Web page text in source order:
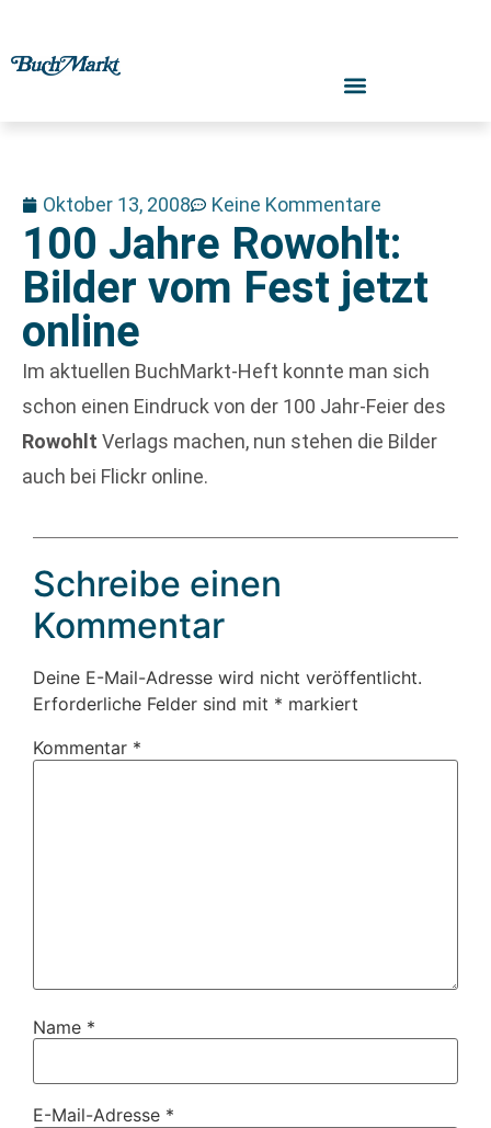
Oktober 13, 2008 Keine Kommentare
100 Jahre Rowohlt:
Bilder vom Fest jetzt
online
Im aktuellen BuchMarkt-Heft konnte man sich
schon einen Eindruck von der 100 Jahr-Feier des
Rowohlt Verlags machen, nun stehen die Bilder
auch bei Flickr online.
Schreibe einen
Kommentar
Deine E-Mail-Adresse wird nicht veröffentlicht.
Erforderliche Felder sind mit * markiert
Kommentar *
Name *
E-Mail-Adresse *